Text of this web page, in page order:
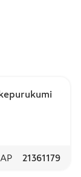
21361179